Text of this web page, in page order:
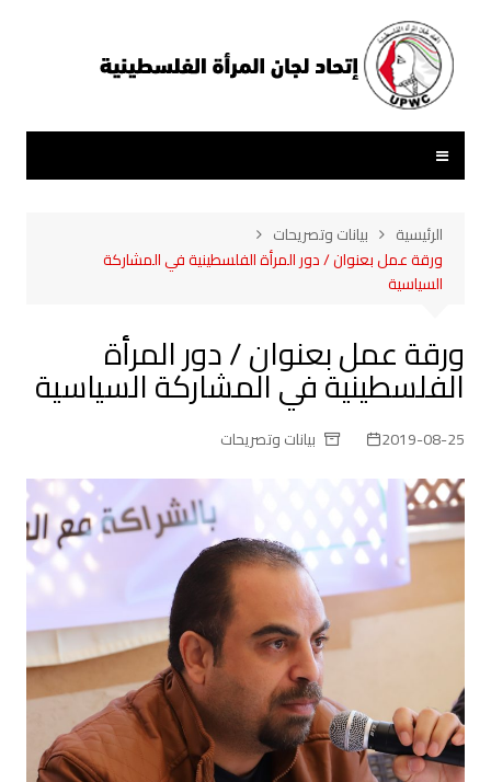
المحتوى
الرئيسية
بيانات وتصريحات
ورقة عمل بعنوان / دور المرأة الفلسطينية في المشاركة
السياسية
ورقة عمل بعنوان / دور المرأة
الفلسطينية في المشاركة السياسية
2019-08-25 بيانات وتصريحات